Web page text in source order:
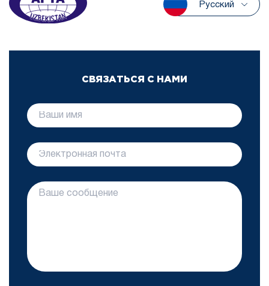
Русский
СВЯЗАТЬСЯ С НАМИ